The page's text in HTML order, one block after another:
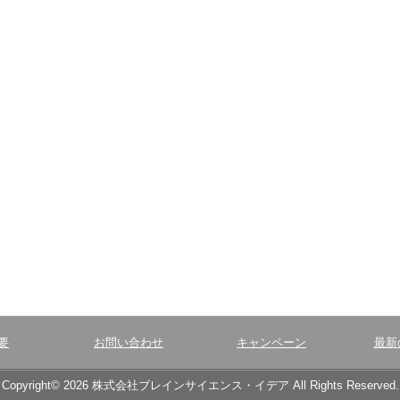
お問い合わせ キャンペーン 最新
Copyright© 2026 株式会社ブレインサイエンス・イデア All Rights Reserved.